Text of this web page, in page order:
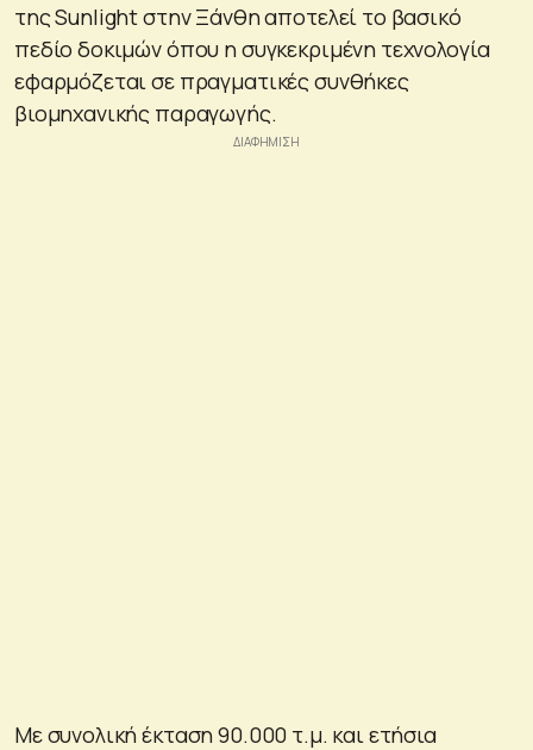
της Sunlight στην Ξάνθη αποτελεί το βασικό
πεδίο δοκιμών όπου η συγκεκριμένη τεχνολογία
εφαρμόζεται σε πραγματικές συνθήκες
βιομηχανικής παραγωγής.
Με συνολική έκταση 90.000 τ.μ. και ετήσια